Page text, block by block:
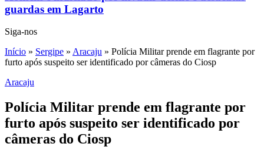
guardas em Lagarto
Siga-nos
Início » Sergipe » Aracaju » Polícia Militar prende em flagrante por
furto após suspeito ser identificado por câmeras do Ciosp
Aracaju
Polícia Militar prende em flagrante por
furto após suspeito ser identificado por
câmeras do Ciosp